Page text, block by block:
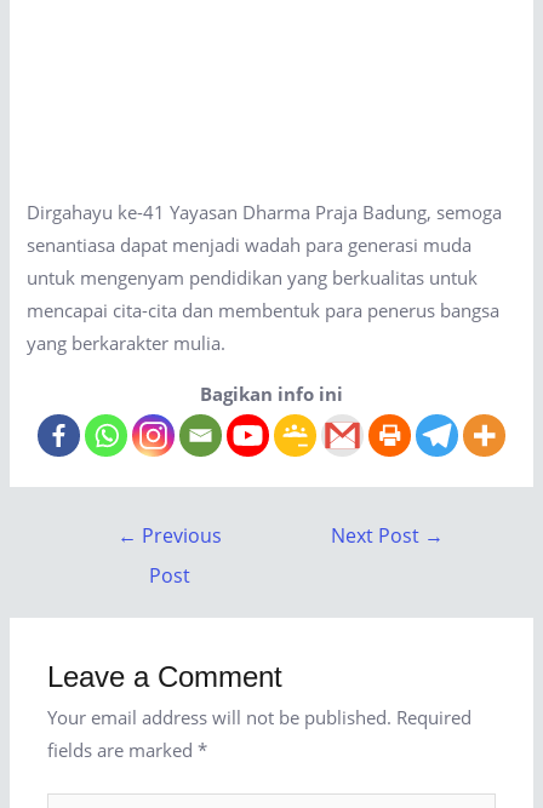
Dirgahayu ke-41 Yayasan Dharma Praja Badung, semoga
senantiasa dapat menjadi wadah para generasi muda
untuk mengenyam pendidikan yang berkualitas untuk
mencapai cita-cita dan membentuk para penerus bangsa
yang berkarakter mulia.
Bagikan info ini
← Previous
Post
Next Post →
Leave a Comment
Your email address will not be published. Required
fields are marked*